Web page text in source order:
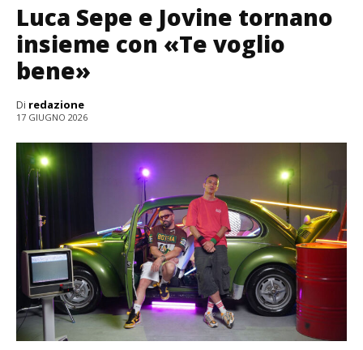
Luca Sepe e Jovine tornano
insieme con «Te voglio
bene»
Di redazione
17 GIUGNO 2026